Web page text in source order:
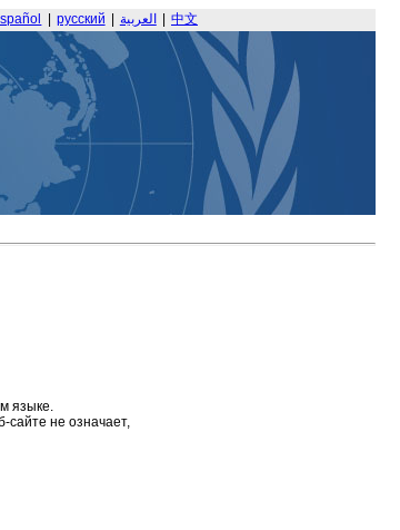
русский العربية 中文
языке.
сайте не означает,